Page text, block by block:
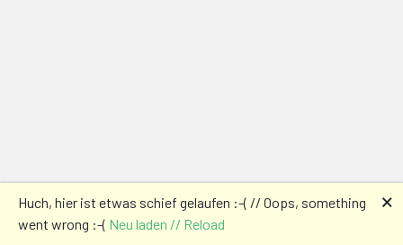
Huch, hier ist etwas schief gelaufen :-( // Oops, something
went wrong :-( Neu laden // Reload
🗙